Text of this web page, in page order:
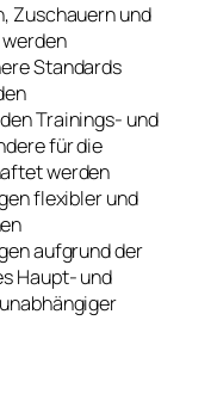
Zuschauern und
Standards
Trainings- und
für die
werden
flexibler und
aufgrund der
Haupt- und